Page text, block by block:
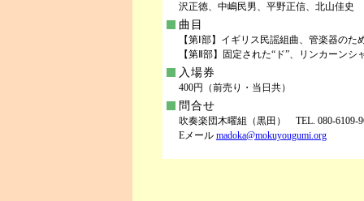
沢正徳、中嶋民男、平野正信、北山佳史
曲目
【第Ⅰ部】イギリス民謡組曲、管楽器の
【第Ⅱ部】固定された“ド”、リンカーンシ
入場券
400円（前売り・当日共）
問合せ
吹奏楽団木曜組（黒田） TEL. 080-6109-
Eメール madoka@mokuyougumi.org